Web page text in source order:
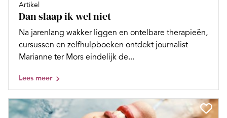
Artikel
Dan slaap ik wel niet
Na jarenlang wakker liggen en ontelbare therapieën,
cursussen en zelfhulpboeken ontdekt journalist
Marianne ter Mors eindelijk de...
Lees meer